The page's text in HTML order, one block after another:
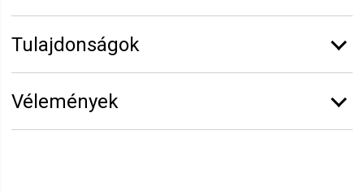
Tulajdonságok
Hosszúság:
Vélemények